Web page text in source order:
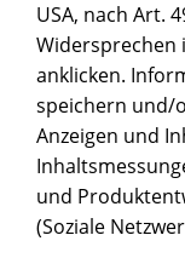
PASSENDE
GT-410A
3.000 Seiten
Druckleistung
USA, nach Art.
Widersprechen
anklicken.
speichern und/
Anzeigen und
und
(Soziale